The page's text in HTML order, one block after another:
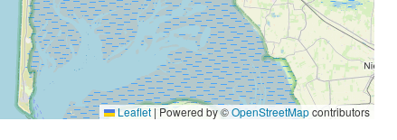
Leaflet |Powered by ©OpenStreetMapcontributors